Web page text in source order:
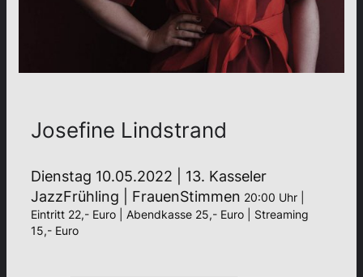
Josefine Lindstrand
Dienstag 10.05.2022 | 13. Kasseler
JazzFrühling | FrauenStimmen 20:00 Uhr |
Eintritt 22,- Euro | Abendkasse 25,- Euro | Streaming
15,- Euro